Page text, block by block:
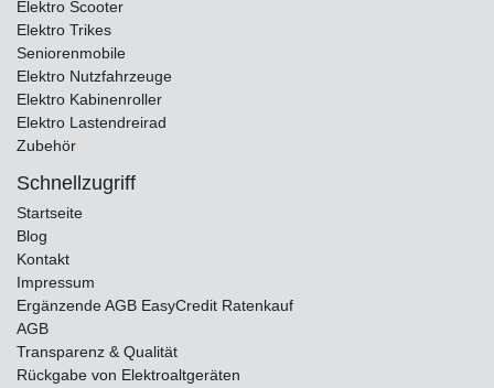
Elektro Scooter
Elektro Trikes
Seniorenmobile
Elektro Nutzfahrzeuge
Elektro Kabinenroller
Elektro Lastendreirad
Zubehör
Schnellzugriff
Startseite
Blog
Kontakt
Impressum
Ergänzende AGB EasyCredit Ratenkauf
AGB
Transparenz & Qualität
Rückgabe von Elektroaltgeräten